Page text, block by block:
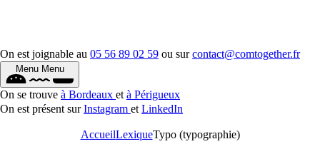
On est joignable au 05 56 89 02 59 ou surcontact@comtogether.fr
Menu Menu
On se trouve à Bordeaux et à Périgueux
On est présent surInstagram et LinkedIn
AccueilLexiqueTypo (typographie)